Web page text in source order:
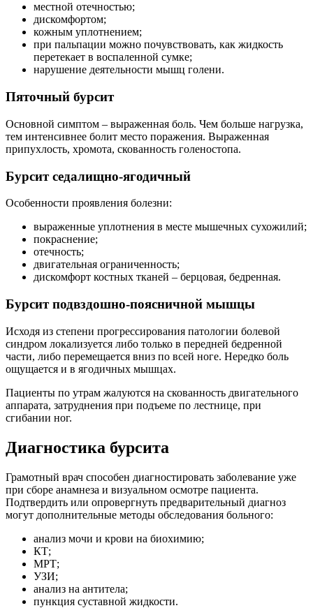
местной отечностью;
дискомфортом;
кожным уплотнением;
при пальпации можно почувствовать, как жидкость
перетекает в воспаленной сумке;
нарушение деятельности мышц голени.
Пяточный бурсит
Основной симптом – выраженная боль. Чем больше нагрузка,
тем интенсивнее болит место поражения. Выраженная
припухлость, хромота, скованность голеностопа.
Бурсит седалищно-ягодичный
Особенности проявления болезни:
выраженные уплотнения в месте мышечных сухожилий;
покраснение;
отечность;
двигательная ограниченность;
дискомфорт костных тканей – берцовая, бедренная.
Бурсит подвздошно-поясничной мышцы
Исходя из степени прогрессирования патологии болевой
синдром локализуется либо только в передней бедренной
части, либо перемещается вниз по всей ноге. Нередко боль
ощущается и в ягодичных мышцах.
Пациенты по утрам жалуются на скованность двигательного
аппарата, затруднения при подъеме по лестнице, при
сгибании ног.
Диагностика бурсита
Грамотный врач способен диагностировать заболевание уже
при сборе анамнеза и визуальном осмотре пациента.
Подтвердить или опровергнуть предварительный диагноз
могут дополнительные методы обследования больного:
анализ мочи и крови на биохимию;
КТ;
МРТ;
УЗИ;
анализ на антитела;
пункция суставной жидкости.